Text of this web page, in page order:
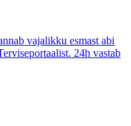
vajalikku esmast abi
24h vastab